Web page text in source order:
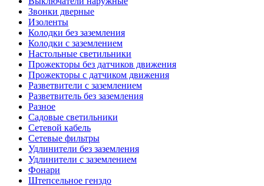
Звонки дверные
Изоленты
Колодки без заземления
Колодки с заземлением
Настольные светильники
Прожекторы без датчиков движения
Прожекторы с датчиком движения
Разветвители с заземлением
Разветвитель без заземления
Разное
Садовые светильники
Сетевой кабель
Сетевые фильтры
Удлинители без заземления
Удлинители с заземлением
Фонари
Штепсельное генздо